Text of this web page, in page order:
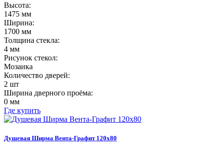
Высота:
1475 мм
Ширина:
1700 мм
Толщина стекла:
4 мм
Рисунок стекол:
Мозаика
Количество дверей:
2 шт
Ширина дверного проёма:
0 мм
Где купить
Душевая Ширма Вента-Графит 120х80